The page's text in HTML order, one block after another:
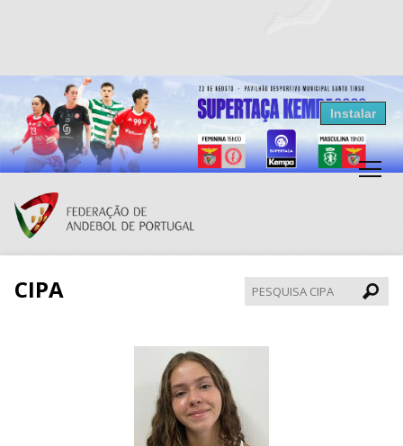
Resultados Andebol
Federação de Andebol de Portugal
Grátis - Disponivel na Play Store
Instalar
CIPA
CIPA